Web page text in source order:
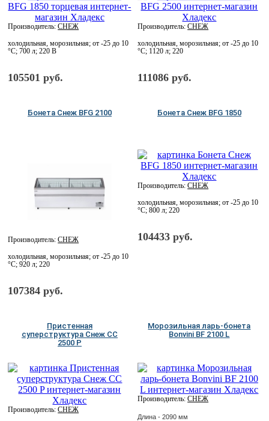
Производитель:СНЕЖ
холодильная, морозильная; от -25 до 10
°C; 700 л; 220 В
105501 руб.
Производитель:СНЕЖ
холодильная, морозильная; от -25 до 10
°C; 1120 л; 220
111086 руб.
Бонета Снеж BFG 2100
Производитель:СНЕЖ
холодильная, морозильная; от -25 до 10
°C; 920 л; 220
107384 руб.
Бонета Снеж BFG 1850
Производитель:СНЕЖ
холодильная, морозильная; от -25 до 10
°C; 800 л; 220
104433 руб.
Пристенная
суперструктура Снеж CC
2500 P
Производитель:СНЕЖ
Морозильная ларь-бонета
Bonvini BF 2100 L
Производитель:СНЕЖ
Длина - 2090 мм